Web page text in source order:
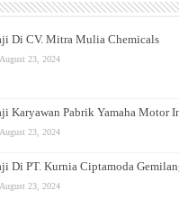
Di CV. Mitra Mulia Chemicals
August 23, 2024
Karyawan Pabrik Yamaha Motor
August 23, 2024
Di PT. Kurnia Ciptamoda
August 23, 2024